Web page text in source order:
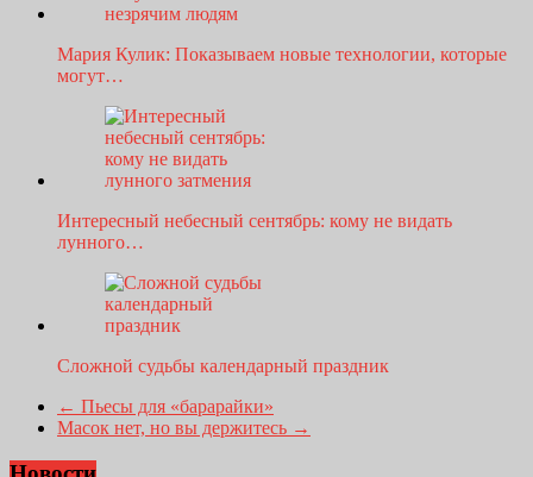
Мария Кулик: Показываем новые технологии, которые
могут…
Интересный небесный сентябрь: кому не видать
лунного…
Сложной судьбы календарный праздник
← Пьесы для «барарайки»
Масок нет, но вы держитесь →